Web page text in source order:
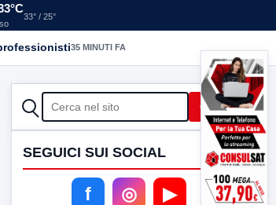
33° / 25°
35 MINUTI FA
CERCA Cerca
SEGUICI SUI SOCIAL
f ◎ ▶